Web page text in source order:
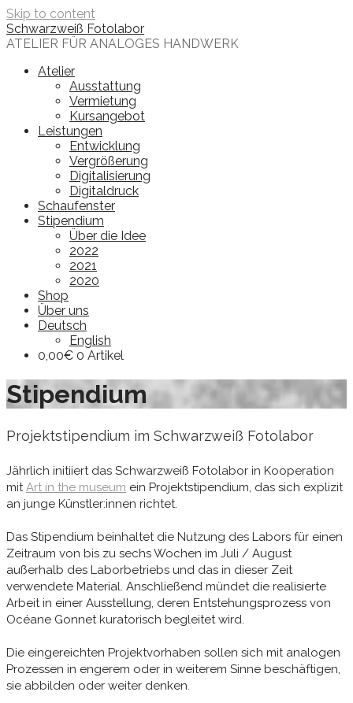
Skip to content
Schwarzweiß Fotolabor
ATELIER FÜR ANALOGES HANDWERK
Atelier
Ausstattung
Vermietung
Kursangebot
Leistungen
Entwicklung
Vergrößerung
Digitalisierung
Digitaldruck
Schaufenster
Stipendium
Über die Idee
2022
2021
2020
Shop
Über uns
Deutsch
English
0,00€ 0 Artikel
Stipendium
Projektstipendium im Schwarzweiß Fotolabor
Jährlich initiiert das Schwarzweiß Fotolabor in Kooperation
mitArt in the museum ein Projektstipendium, das sich explizit
an junge Künstler:innen richtet.
Das Stipendium beinhaltet die Nutzung des Labors für einen
Zeitraum von bis zu sechs Wochen im Juli / August
außerhalb des Laborbetriebs und das in dieser Zeit
verwendete Material. Anschließend mündet die realisierte
Arbeit in einer Ausstellung, deren Entstehungsprozess von
Océane Gonnet kuratorisch begleitet wird.
Die eingereichten Projektvorhaben sollen sich mit analogen
Prozessen in engerem oder in weiterem Sinne beschäftigen,
sie abbilden oder weiter denken.